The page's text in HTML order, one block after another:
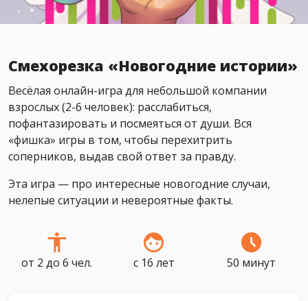
Смехорезка «Новогодние истории»
Весёлая онлайн-игра для небольшой компании
взрослых (2-6 человек): расслабиться,
пофантазировать и посмеяться от души. Вся
«фишка» игры в том, чтобы перехитрить
соперников, выдав свой ответ за правду.
Эта игра — про интересные новогодние случаи,
нелепые ситуации и невероятные факты.
от 2 до 6 чел. с 16 лет 50 минут